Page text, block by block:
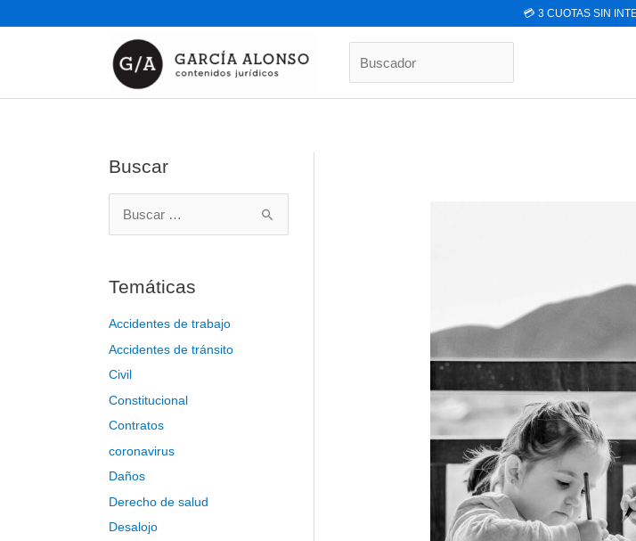
al
💳 3 CUOTAS SIN
Buscar
u
c
r
p
o
r
:
Temáticas
Accidentes de trabajo
Accidentes de tránsito
Civil
Constitucional
Contratos
coronavirus
Daños
Derecho de salud
Desalojo